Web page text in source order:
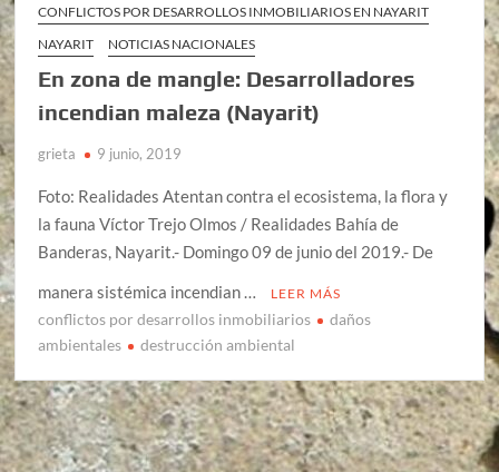
CONFLICTOS POR DESARROLLOS INMOBILIARIOS EN NAYARIT
NAYARIT
NOTICIAS NACIONALES
En zona de mangle: Desarrolladores
incendian maleza (Nayarit)
grieta 9 junio, 2019
Foto: Realidades Atentan contra el ecosistema, la flora y
la fauna Víctor Trejo Olmos / Realidades Bahía de
Banderas, Nayarit.- Domingo 09 de junio del 2019.- De
manera sistémica incendian …
LEER MÁS
conflictos por desarrollos inmobiliarios
daños
ambientales
destrucción ambiental